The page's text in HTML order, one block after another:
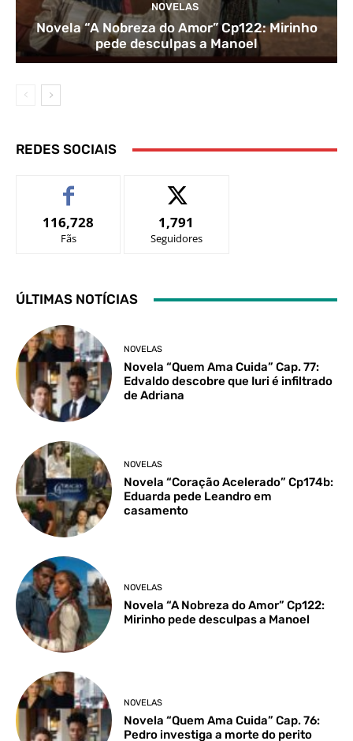
NOVELAS
Novela “A Nobreza do Amor” Cp122: Mirinho
pede desculpas a Manoel
REDES SOCIAIS
116,728
Fãs
1,791
Seguidores
ÚLTIMAS NOTÍCIAS
NOVELAS
Novela “Quem Ama Cuida” Cap. 77:
Edvaldo descobre que Iuri é infiltrado
de Adriana
NOVELAS
Novela “Coração Acelerado” Cp174b:
Eduarda pede Leandro em
casamento
NOVELAS
Novela “A Nobreza do Amor” Cp122:
Mirinho pede desculpas a Manoel
NOVELAS
Novela “Quem Ama Cuida” Cap. 76:
Pedro investiga a morte do perito